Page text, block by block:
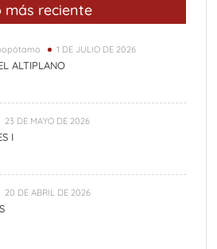
más reciente
1 DE JULIO DE 2026
ALTIPLANO
23 DE MAYO DE 2026
I
20 DE ABRIL DE 2026